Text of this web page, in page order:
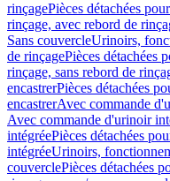
rinçagePièces détachées
rinçage, avec rebord de
Sans couvercleUrinoirs,
de rinçagePièces détachées
rinçage, sans rebord de
encastrerPièces détachées
encastrerAvec commande
Avec commande d'urinoir
intégréePièces détachées
intégréeUrinoirs,
couverclePièces détachées